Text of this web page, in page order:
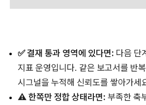
✅ 결재 통과 영역에 있다면: 다음 단
지표 운영입니다. 같은 보고서를 반
시그널을 누적해 신뢰도를 쌓아가세
⚠️ 한쪽만 정합 상태라면: 부족한 축